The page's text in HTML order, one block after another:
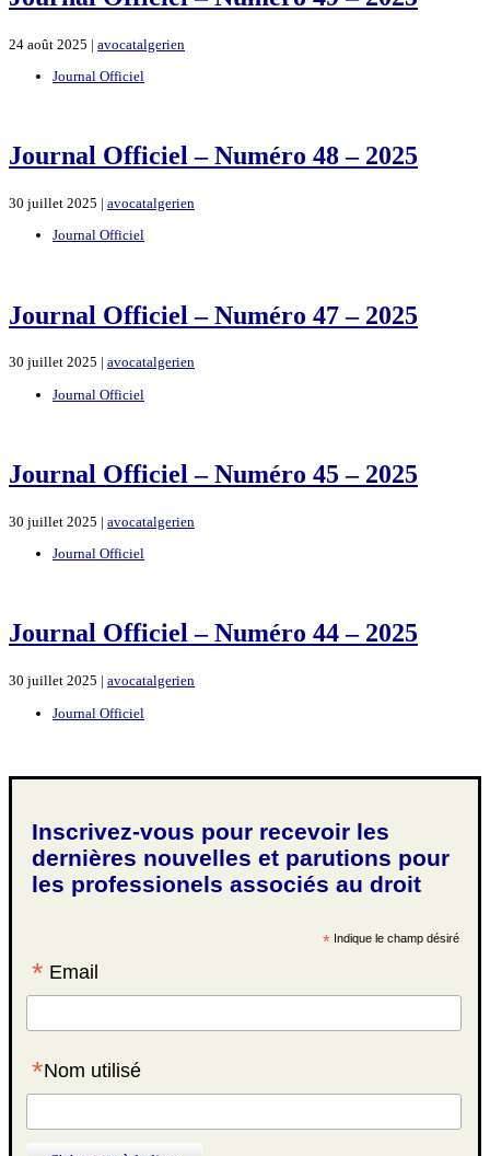
24 août 2025 | avocatalgerien
Journal Officiel
Journal Officiel – Numéro 48 – 2025
30 juillet 2025 | avocatalgerien
Journal Officiel
Journal Officiel – Numéro 47 – 2025
30 juillet 2025 | avocatalgerien
Journal Officiel
Journal Officiel – Numéro 45 – 2025
30 juillet 2025 | avocatalgerien
Journal Officiel
Journal Officiel – Numéro 44 – 2025
30 juillet 2025 | avocatalgerien
Journal Officiel
Inscrivez-vous pour recevoir les
dernières nouvelles et parutions pour
les professionels associés au droit
* Indique le champ désiré
* Email
*Nom utilisé